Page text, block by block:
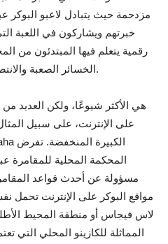
مزدحمة حيث يتبادل لاعبو البوكر
خبرتهم ويشاركون في اللعبة
رقمية يتعلم فيها المبتدئون من
الخسائر الصعبة والانتصارات المذهلة شائعة وملحوظة.
على الإنترنت، على سبيل
المحكمة المحلية للمقامرة
مسؤولة عن أحدث قواعد
مواقع البوكر على الإنترنت تحمل
لاس فيجاس أو منطقة المحيط
المماثلة للكازينو المحلي التي